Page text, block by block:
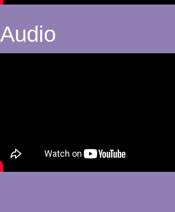
Audio